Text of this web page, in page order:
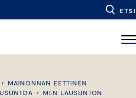
ETSI
›
MAINONNAN EETTINEN
›
MEN LAUSUNTON